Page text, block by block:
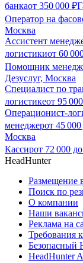
банкаот 350 000 ₽
Оператор на
Москва
Ассистент
логистикиот 60
Помощник
Дезуслуг, Москва
Специалист по
логистикеот 95 000
Операционист-
менеджерот 45 000
Москва
Кассирот 72 000 до
HeadHunter
Размещение
Поиск по
О компании
Наши
Реклама на
Требования
Безопасный
HeadHunter